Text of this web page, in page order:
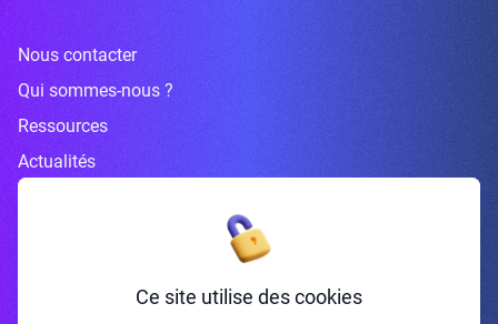
Nous contacter
Qui sommes-nous ?
Ressources
Actualités
Inscrivez-vous à la newsletter
Ce site utilise des cookies